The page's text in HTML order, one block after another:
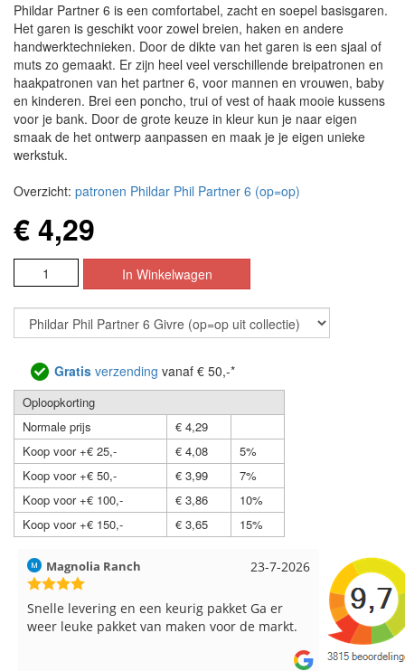
Phildar Partner 6 is een comfortabel, zacht en soepel basisgaren.
Het garen is geschikt voor zowel breien, haken en andere
handwerktechnieken. Door de dikte van het garen is een sjaal of
muts zo gemaakt. Er zijn heel veel verschillende breipatronen en
haakpatronen van het partner 6, voor mannen en vrouwen, baby
en kinderen. Brei een poncho, trui of vest of haak mooie kussens
voor je bank. Door de grote keuze in kleur kun je naar eigen
smaak de het ontwerp aanpassen en maak je je eigen unieke
werkstuk.
Overzicht: patronen Phildar Phil Partner 6 (op=op)
€ 4,29
Gratis verzending vanaf € 50,-*
Oploopkorting
Normale prijs
€ 4,29
Koop voor +€ 25,-
€ 4,08
5%
Koop voor +€ 50,-
€ 3,99
7%
Koop voor +€ 100,-
€ 3,86
10%
Koop voor +€ 150,-
€ 3,65 15%
17-7-2026
Hilde uit Loyers
Reeds meerdere keren breigaren en
breinaalden besteld, altijd heel tevreden over
Loes uit
Snelle